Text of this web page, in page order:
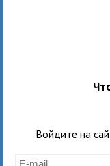
Войдите на